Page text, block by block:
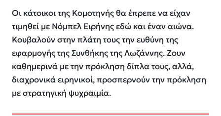
Οι κάτοικοι της Κομοτηνής θα έπρεπε να είχαν
τιμηθεί με Νόμπελ Ειρήνης εδώ και έναν αιώνα.
Κουβαλούν στην πλάτη τους την ευθύνη της
εφαρμογής της Συνθήκης της Λωζάννης. Ζουν
καθημερινά με την πρόκληση δίπλα τους, αλλά,
διαχρονικά ειρηνικοί, προσπερνούν την πρόκληση
με στρατηγική ψυχραιμία.